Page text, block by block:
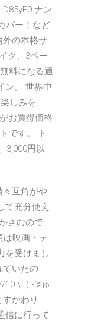
ナン
パー！など
の本格サ
ク、3ペー
料になる通
ン。 世界中
しみを、
お買得価格
です。 ト
3,000円以
互角がや
て充分使え
さむので
は映画・テ
を受けまし
ていたの
10 \（`-`♯ゅ
かわり
信に行って